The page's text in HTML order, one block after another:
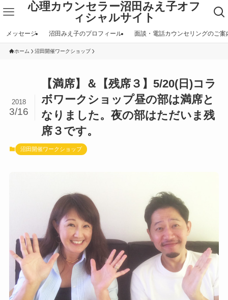
心理カウンセラー沼田みえ子オフ
ィシャルサイト
メッセージ 沼田みえ子のプロフィール 面談・電話カウンセリングのご案
ホーム 沼田開催ワークショップ
【満席】＆【残席３】5/20(日)コラ
ボワークショップ昼の部は満席と
なりました。夜の部はただいま残
席３です。
2018
3/16
沼田開催ワークショップ